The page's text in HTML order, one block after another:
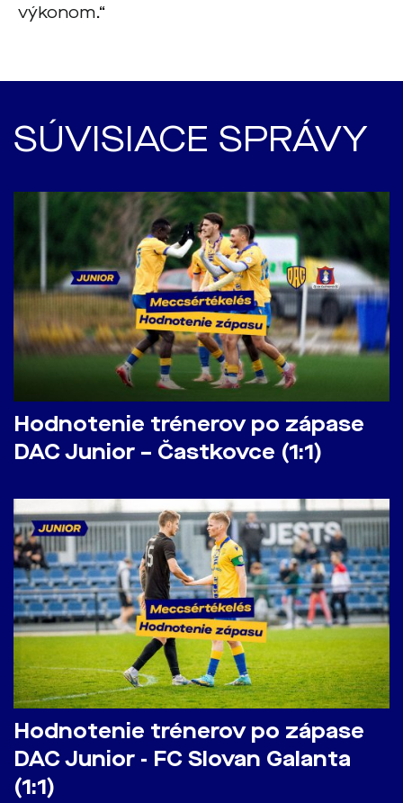
výkonom.“
SÚVISIACE SPRÁVY
Hodnotenie trénerov po zápase
DAC Junior – Častkovce (1:1)
Hodnotenie trénerov po zápase
DAC Junior - FC Slovan Galanta
(1:1)